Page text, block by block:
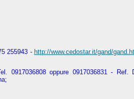
255943 - http://www.cedostar.it/gand/
0917036808 oppure 0917036831 - Ref.